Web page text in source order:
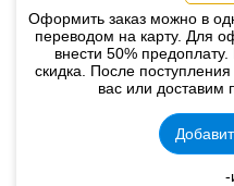
Оформить заказ можно в
переводом на карту. Для
внести 50%
скидка. После
вас или доставим
-